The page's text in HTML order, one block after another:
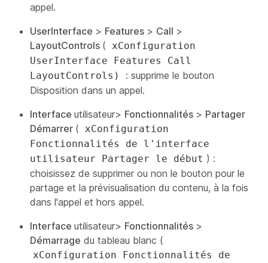
appel.
UserInterface > Features > Call >
LayoutControls (
xConfiguration
UserInterface Features Call
LayoutControls)
: supprime le bouton
Disposition dans un appel.
Interface utilisateur> Fonctionnalités > Partager
Démarrer (
xConfiguration
Fonctionnalités de l'interface
utilisateur Partager le début ) :
choisissez de supprimer ou non le bouton pour le
partage et la prévisualisation du contenu, à la fois
dans l'appel et hors appel.
Interface utilisateur> Fonctionnalités >
Démarrage du tableau blanc (
xConfiguration Fonctionnalités de